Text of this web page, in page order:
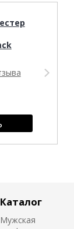
Каталог
Мужская